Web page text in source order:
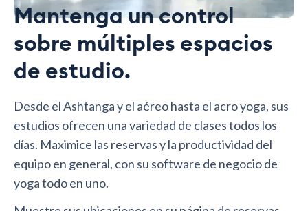
Mantenga un control
sobre múltiples espacios
de estudio.
Desde el Ashtanga y el aéreo hasta el acro yoga, sus
estudios ofrecen una variedad de clases todos los
días. Maximice las reservas y la productividad del
equipo en general, con su software de negocio de
yoga todo en uno.